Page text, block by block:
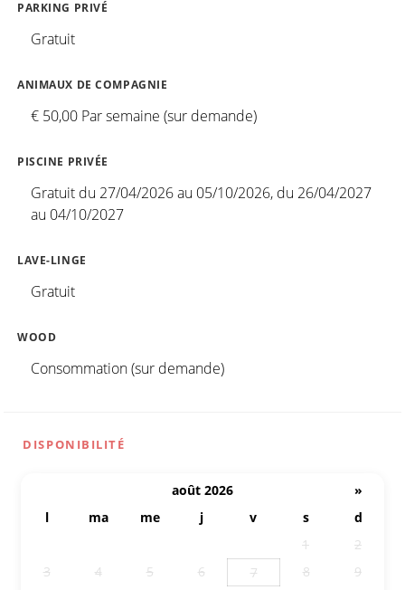
PARKING PRIVÉ
Gratuit
ANIMAUX DE COMPAGNIE
€ 50,00 Par semaine (sur demande)
PISCINE PRIVÉE
Gratuit du 27/04/2026 au 05/10/2026, du 26/04/2027
au 04/10/2027
LAVE-LINGE
Gratuit
WOOD
Consommation (sur demande)
DISPONIBILITÉ
août 2026
»
l
ma me j v s
d
1
2
3
4 5 6 7 8
9